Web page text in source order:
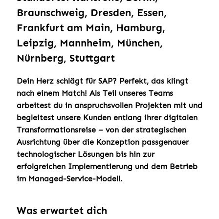
Braunschweig, Dresden, Essen,
Frankfurt am Main, Hamburg,
Leipzig, Mannheim, München,
Nürnberg, Stuttgart
Dein Herz schlägt für SAP? Perfekt, das klingt
nach einem Match! Als Teil unseres Teams
arbeitest du in anspruchsvollen Projekten mit und
begleitest unsere Kunden entlang ihrer digitalen
Transformationsreise – von der strategischen
Ausrichtung über die Konzeption passgenauer
technologischer Lösungen bis hin zur
erfolgreichen Implementierung und dem Betrieb
im Managed-Service-Modell.
Was erwartet dich